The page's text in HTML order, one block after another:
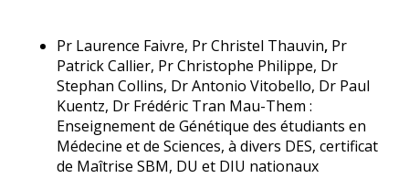
Pr Laurence Faivre, Pr Christel Thauvin, Pr
Patrick Callier, Pr Christophe Philippe, Dr
Stephan Collins, Dr Antonio Vitobello, Dr Paul
Kuentz, Dr Frédéric Tran Mau-Them :
Enseignement de Génétique des étudiants en
Médecine et de Sciences, à divers DES, certificat
de Maîtrise SBM, DU et DIU nationaux